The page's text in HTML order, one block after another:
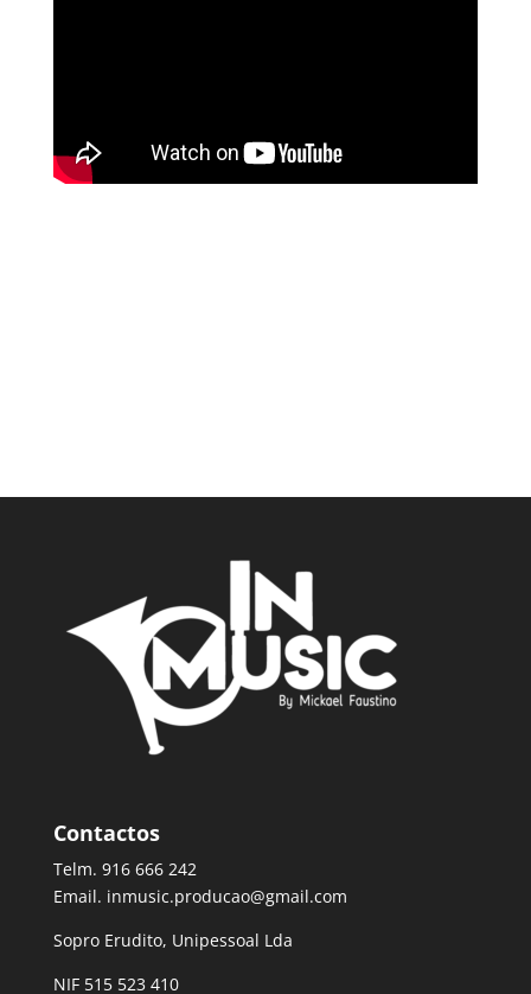
Contactos
Telm. 916 666 242
Email. inmusic.producao@gmail.com
Sopro Erudito, Unipessoal Lda
NIF 515 523 410